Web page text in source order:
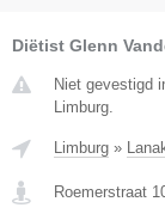
Diëtist Glenn
Niet gevestigd
Limburg.
Limburg »
Roemerstraat